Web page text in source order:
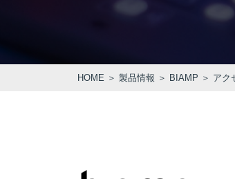
⾳響特機の特長
HOME ＞ 製品情報 ＞ BIAMP ＞ アク